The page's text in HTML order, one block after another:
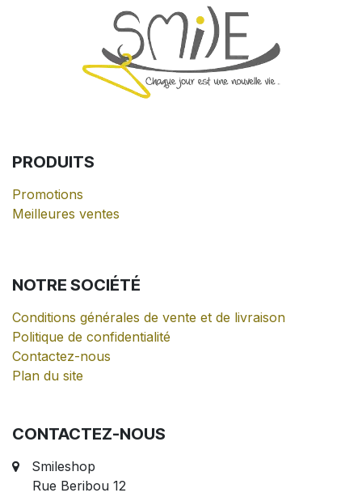
PRODUITS
Promotions
Meilleures ventes
NOTRE SOCIÉTÉ
Conditions générales de vente et de livraison
Politique de confidentialité
Contactez-nous
Plan du site
CONTACTEZ-NOUS
Smileshop
Rue Beribou 12